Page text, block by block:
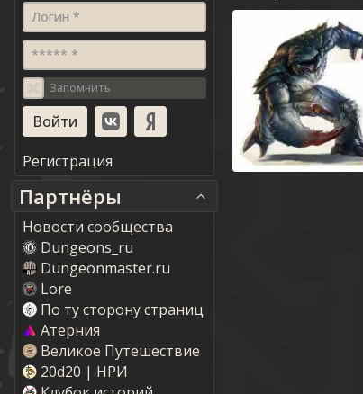
Логин *
***** *
Запомнить
Регистрация
Партнёры
Новости сообщества
Dungeons_ru
Dungeonmaster.ru
Lore
По ту сторону страниц
Атерния
Великое Путешествие
20d20 | НРИ